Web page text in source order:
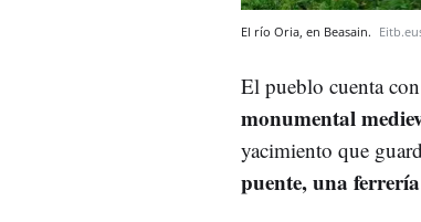
El río Oria, en Beasain.
El pueblo cuenta con
monumental
yacimiento que
puente, una